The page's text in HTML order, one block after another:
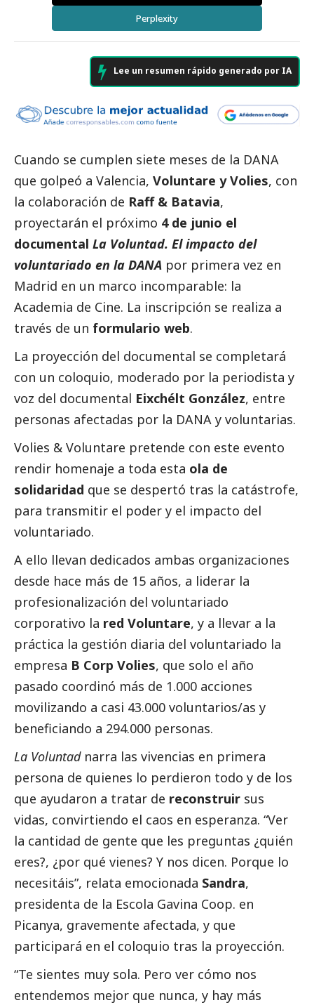
Perplexity
Lee un resumen rápido generado por IA
Cuando se cumplen siete meses de la DANA
que golpeó a Valencia, Voluntare y Volies, con
la colaboración de Raff & Batavia,
proyectarán el próximo 4 de junio el
documental La Voluntad. El impacto del
voluntariado en la DANA por primera vez en
Madrid en un marco incomparable: la
Academia de Cine. La inscripción se realiza a
través de un formulario web.
La proyección del documental se completará
con un coloquio, moderado por la periodista y
voz del documental Eixchélt González, entre
personas afectadas por la DANA y voluntarias.
Volies & Voluntare pretende con este evento
rendir homenaje a toda esta ola de
solidaridad que se despertó tras la catástrofe,
para transmitir el poder y el impacto del
voluntariado.
A ello llevan dedicados ambas organizaciones
desde hace más de 15 años, a liderar la
profesionalización del voluntariado
corporativo la red Voluntare, y a llevar a la
práctica la gestión diaria del voluntariado la
empresa B Corp Volies, que solo el año
pasado coordinó más de 1.000 acciones
movilizando a casi 43.000 voluntarios/as y
beneficiando a 294.000 personas.
La Voluntadnarra las vivencias en primera
persona de quienes lo perdieron todo y de los
que ayudaron a tratar de reconstruir sus
vidas, convirtiendo el caos en esperanza. “Ver
la cantidad de gente que les preguntas ¿quién
eres?, ¿por qué vienes? Y nos dicen. Porque lo
necesitáis”, relata emocionada Sandra,
presidenta de la Escola Gavina Coop. en
Picanya, gravemente afectada, y que
participará en el coloquio tras la proyección.
“Te sientes muy sola. Pero ver cómo nos
entendemos mejor que nunca, y hay más